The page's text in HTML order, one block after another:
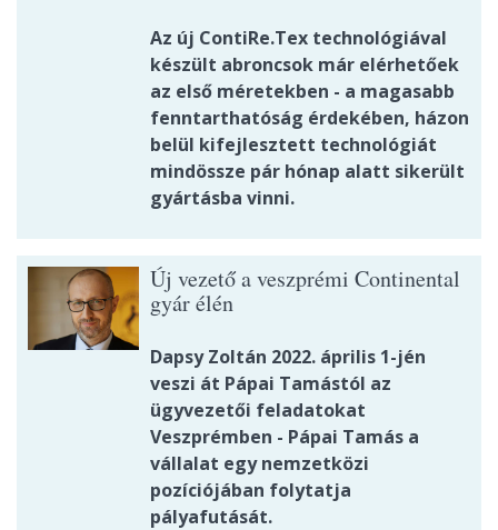
Az új ContiRe.Tex technológiával
készült abroncsok már elérhetőek
az első méretekben - a magasabb
fenntarthatóság érdekében, házon
belül kifejlesztett technológiát
mindössze pár hónap alatt sikerült
gyártásba vinni.
Új vezető a veszprémi Continental
gyár élén
Dapsy Zoltán 2022. április 1-jén
veszi át Pápai Tamástól az
ügyvezetői feladatokat
Veszprémben - Pápai Tamás a
vállalat egy nemzetközi
pozíciójában folytatja
pályafutását.